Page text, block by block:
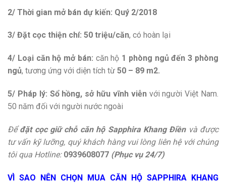
2/ Thời gian mở bán dự kiến: Quý 2/2018
3/ Đặt cọc thiện chí: 50 triệu/căn, có hoàn lại
4/ Loại căn hộ mở bán: căn hộ 1 phòng ngủ đến 3 phòng
ngủ, tương ứng với diện tích từ 50 – 89 m2.
5/ Pháp lý: Sổ hồng, sở hữu vĩnh viễnvới người Việt Nam.
50 năm đối với người nước ngoài
Đểđặt cọc giữ chỗ căn hộ Sapphira Khang Điền và được
tư vấn kỹ lưỡng, quý khách hàng vui lòng liên hệ với chúng
tôi qua Hotline: 0939608077 (Phục vụ 24/7)
VÌ SAO NÊN CHỌN MUA CĂN HỘ SAPPHIRA KHANG